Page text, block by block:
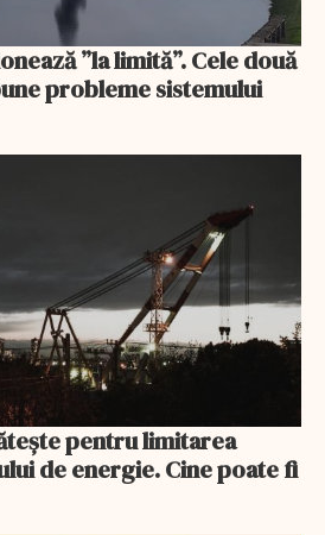
”la limită”. Cele două
probleme sistemului
pentru limitarea
de energie. Cine poate fi